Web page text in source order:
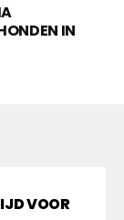
IN
VOOR